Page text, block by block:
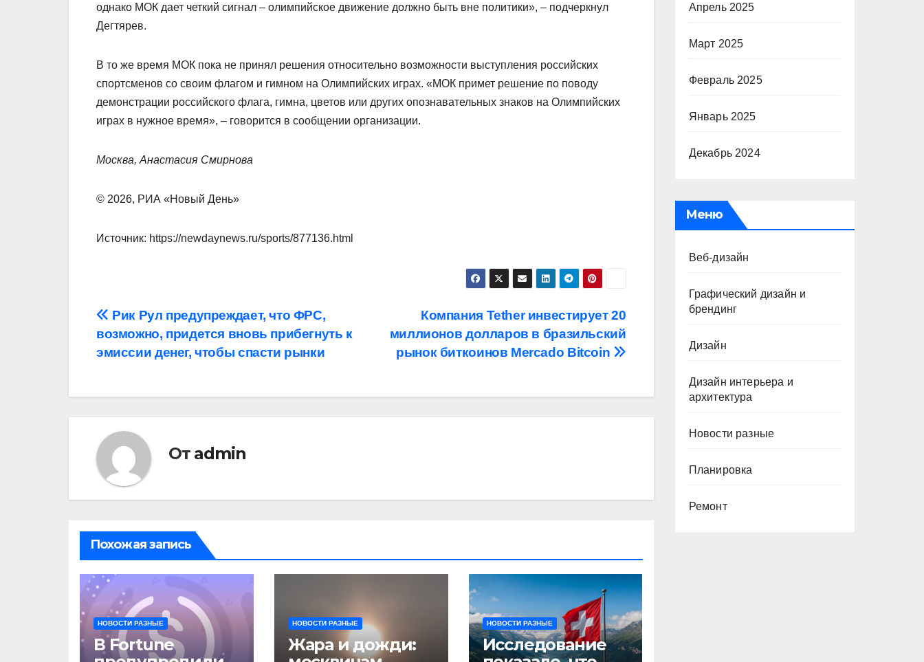
однако МОК дает четкий сигнал – олимпийское движение должно быть вне политики», – подчеркнул
Дегтярев.
В то же время МОК пока не принял решения относительно возможности выступления российских
спортсменов со своим флагом и гимном на Олимпийских играх. «МОК примет решение по поводу
демонстрации российского флага, гимна, цветов или других опознавательных знаков на Олимпийских
играх в нужное время», – говорится в сообщении организации.
Москва, Анастасия Смирнова
© 2026, РИА «Новый День»
Источник: https://newdaynews.ru/sports/877136.html
Навигация
по
Компания Tether инвестирует 20
миллионов долларов в бразильский
рынок биткоинов Mercado Bitcoin
Рик Рул предупреждает, что ФРС,
возможно, придется вновь прибегнуть к
эмиссии денег, чтобы спасти рынки
От admin
Похожая запись
НОВОСТИ РАЗНЫЕ
В Fortune
НОВОСТИ РАЗНЫЕ
Жара и дожди:
НОВОСТИ РАЗНЫЕ
Исследование
Апрель 2025
Март 2025
Февраль 2025
Январь 2025
Декабрь 2024
Меню
Веб-дизайн
Графический дизайн и
брендинг
Дизайн
Дизайн интерьера и
архитектура
Новости разные
Планировка
Ремонт